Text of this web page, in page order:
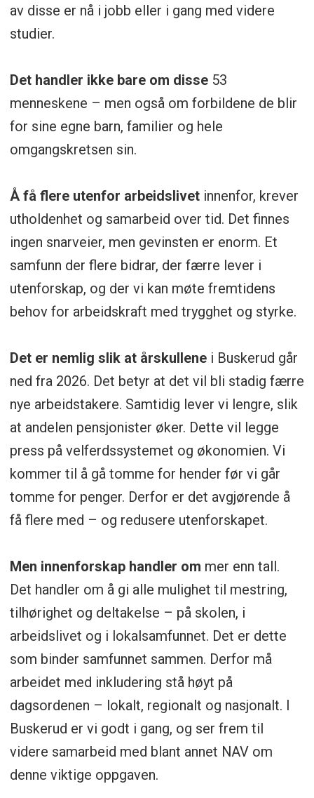
av disse er nå i jobb eller i gang med videre
studier.
Det handler ikke bare om disse53
menneskene – men også om forbildene de blir
for sine egne barn, familier og hele
omgangskretsen sin.
Å få flere utenfor arbeidslivetinnenfor, krever
utholdenhet og samarbeid over tid. Det finnes
ingen snarveier, men gevinsten er enorm. Et
samfunn der flere bidrar, der færre lever i
utenforskap, og der vi kan møte fremtidens
behov for arbeidskraft med trygghet og styrke.
Det er nemlig slik at årskullenei Buskerud går
ned fra 2026. Det betyr at det vil bli stadig færre
nye arbeidstakere. Samtidig lever vi lengre, slik
at andelen pensjonister øker. Dette vil legge
press på velferdssystemet og økonomien. Vi
kommer til å gå tomme for hender før vi går
tomme for penger. Derfor er det avgjørende å
få flere med – og redusere utenforskapet.
Men innenforskap handler om mer enn tall.
Det handler om å gi alle mulighet til mestring,
tilhørighet og deltakelse – på skolen, i
arbeidslivet og i lokalsamfunnet. Det er dette
som binder samfunnet sammen. Derfor må
arbeidet med inkludering stå høyt på
dagsordenen – lokalt, regionalt og nasjonalt. I
Buskerud er vi godt i gang, og ser frem til
videre samarbeid med blant annet NAV om
denne viktige oppgaven.